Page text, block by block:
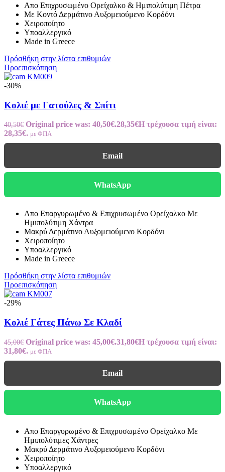
Απο Επιχρυσωμένο Ορείχαλκο & Ημιπολύτιμη Πέτρα
Με Κοντό Δερμάτινο Αυξομειούμενο Κορδόνι
Χειροποίητο
Υποαλλεργικό
Made in Greece
Πρόσθήκη στην λίστα επιθυμιών
Προεπισκόπηση
-30%
Κολιέ με Γατούλες & Σπίτι
40,50€ Original price was: 40,50€.28,35€Η τρέχουσα τιμή είναι:
28,35€. με ΦΠΑ
Email
WhatsApp
Απο Επαργυρωμένο & Επιχρυσωμένο Ορείχαλκο Με
Ημιπολύτιμη Χάντρα
Μακρύ Δερμάτινο Αυξομειούμενο Κορδόνι
Χειροποίητο
Υποαλλεργικό
Made in Greece
Πρόσθήκη στην λίστα επιθυμιών
Προεπισκόπηση
-29%
Κολιέ Γάτες Πάνω Σε Κλαδί
45,00€ Original price was: 45,00€.31,80€Η τρέχουσα τιμή είναι:
31,80€. με ΦΠΑ
Email
WhatsApp
Απο Επαργυρωμένο & Επιχρυσωμένο Ορείχαλκο Με
Ημιπολύτιμες Χάντρες
Μακρύ Δερμάτινο Αυξομειούμενο Κορδόνι
Χειροποίητο
Υποαλλεργικό